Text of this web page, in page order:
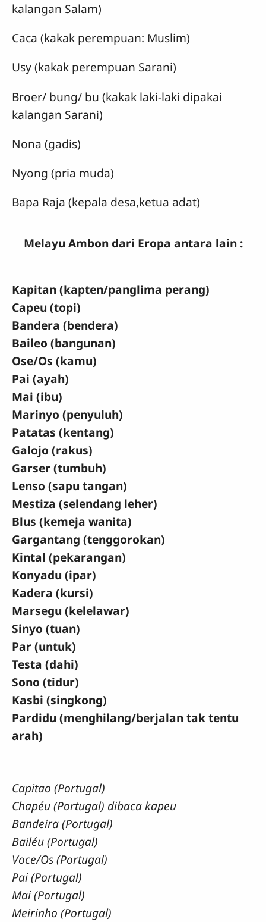
kalangan Salam)
Caca (kakak perempuan: Muslim)
Usy (kakak perempuan Sarani)
Broer/ bung/ bu (kakak laki-laki dipakai
kalangan Sarani)
Nona (gadis)
Nyong (pria muda)
Bapa Raja (kepala desa,ketua adat)
Melayu Ambon dari Eropa antara lain :
Kapitan (kapten/panglima perang)
Capeu (topi)
Bandera (bendera)
Baileo (bangunan)
Ose/Os (kamu)
Pai (ayah)
Mai (ibu)
Marinyo (penyuluh)
Patatas (kentang)
Galojo (rakus)
Garser (tumbuh)
Lenso (sapu tangan)
Mestiza (selendang leher)
Blus (kemeja wanita)
Gargantang (tenggorokan)
Kintal (pekarangan)
Konyadu (ipar)
Kadera (kursi)
Marsegu (kelelawar)
Sinyo (tuan)
Par (untuk)
Testa (dahi)
Sono (tidur)
Kasbi (singkong)
Pardidu (menghilang/berjalan tak tentu
arah)
Capitao (Portugal)
Chapéu (Portugal) dibaca kapeu
Bandeira (Portugal)
Bailéu (Portugal)
Voce/Os (Portugal)
Pai (Portugal)
Mai (Portugal)
Meirinho (Portugal)